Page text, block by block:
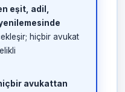
eşit, adil,
hiçbir avukat
avukattan